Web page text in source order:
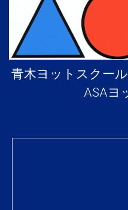
青木ヨットスクー
ASAヨ